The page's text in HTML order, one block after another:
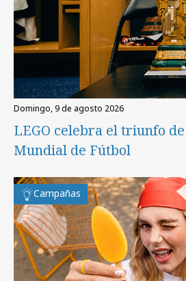
domingo, 9 de agosto 2026
LEGO celebra el triunfo
Mundial de Fútbol
Campañas